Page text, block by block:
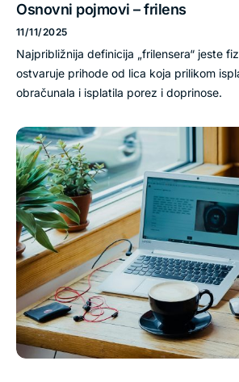
Osnovni pojmovi – frilens
11/11/2025
Najpribližnija definicija „frilensera“ jeste
ostvaruje prihode od lica koja prilikom
obračunala i isplatila porez i doprinose.